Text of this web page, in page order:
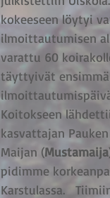
kokeeseen löytyi
ilmoittautumisen
varattu 60
täyttyivät
Koitokseen
kasvattajan
Maijan (Mustamaija
pidimme
Karstulassa.